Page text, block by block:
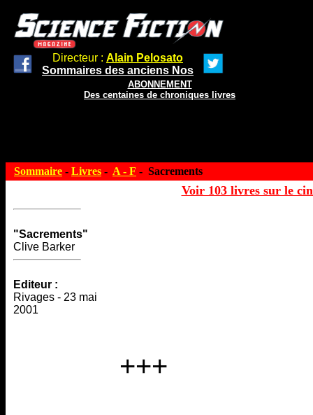
Directeur : Alain Pelosato
Sommaires des anciens Nos
ABONNEMENT
Des centaines de chroniques livres
Sommaire - Livres - A - F - Sacrements
Voir 103 livres sur le
"Sacrements"
Clive Barker
Editeur :
Rivages - 23 mai
2001
+++